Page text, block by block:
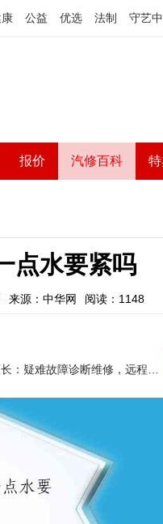
公益 优选 法制 守艺
报价 汽修百科
点水要紧吗
来源：中华网 阅读：1148